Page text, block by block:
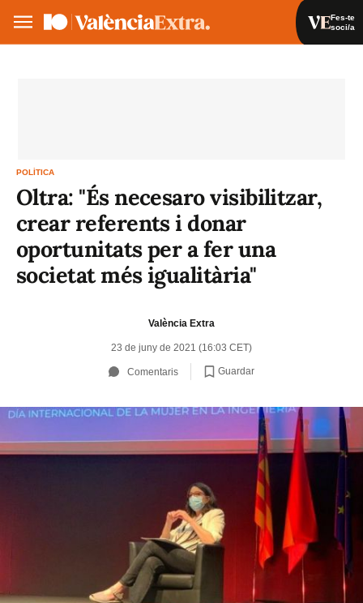
Fes-te
soci/a
POLÍTICA
Oltra: "És necesaro visibilitzar,
crear referents i donar
oportunitats per a fer una
societat més igualitària"
València Extra
23 de juny de 2021 (16:03 CET)
Comentaris Guardar